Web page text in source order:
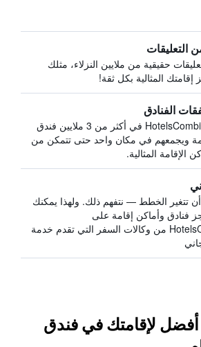
التعليقات
حقيقية من ملايين النزلاء، مثلك
إقامتك المثالية بكل ثقة!
الفنادق
يبحث HotelsCombined في أكثر من 3 ملايين فندق
ويجمعهم في مكان واحد حتى تتمكن من
الإقامة المثالية.
تتغير الخطط — نتفهم ذلك. ولهذا يمكنك
فنادق وأماكن إقامة على
HotelsCombined من وكالات السفر التي تقدم خدمة
أفضل لإقامتك في فندق